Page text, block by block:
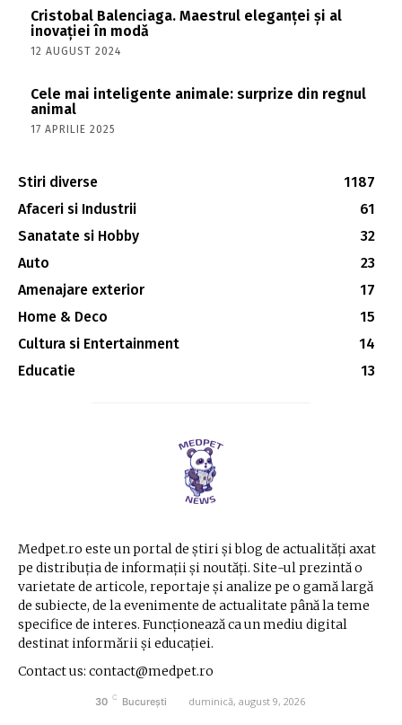
Cristobal Balenciaga. Maestrul eleganței și al
inovației în modă
12 AUGUST 2024
Cele mai inteligente animale: surprize din regnul
animal
17 APRILIE 2025
Stiri diverse
1187
Afaceri si Industrii
61
Sanatate si Hobby
32
Auto
23
Amenajare exterior
17
Home & Deco
15
Cultura si Entertainment
14
Educatie
13
Medpet.ro este un portal de știri și blog de actualități axat
pe distribuția de informații și noutăți. Site-ul prezintă o
varietate de articole, reportaje și analize pe o gamă largă
de subiecte, de la evenimente de actualitate până la teme
specifice de interes. Funcționează ca un mediu digital
destinat informării și educației.
Contact us: contact@medpet.ro
30 C București duminică, august 9, 2026